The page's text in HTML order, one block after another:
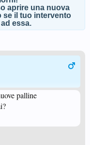
aprire una nuova
il tuo intervento
essa.
palline